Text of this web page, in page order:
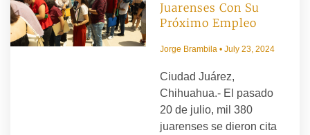
Juarenses Con Su
Próximo Empleo
Jorge Brambila July 23, 2024
Ciudad Juárez,
Chihuahua.- El pasado
20 de julio, mil 380
juarenses se dieron cita